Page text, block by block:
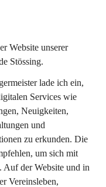
Website unserer
Stössing.
lade ich ein,
Services wie
Neuigkeiten,
und
zu erkunden. Die
um sich mit
Auf der Website und in
Vereinsleben,